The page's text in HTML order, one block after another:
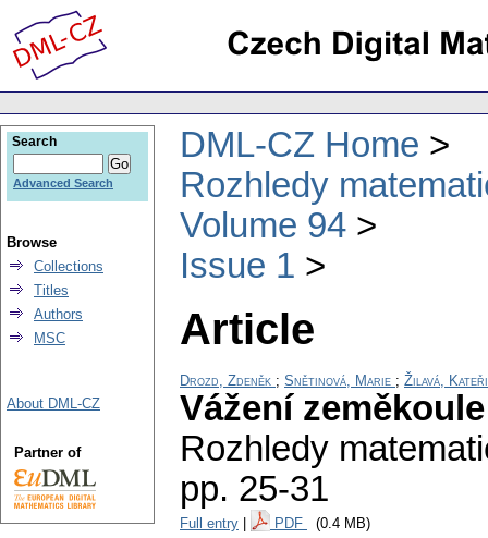
DML-CZ Home
Rozhledy
Volume 94
Issue 1
Article
Drozd, Zdeněk ; Snětinová, Marie ; Žilavá,
Vážení zeměkoule
Rozhledy
pp. 25-31
Full entry PDF (0.4 MB)
Search
Advanced Search
Browse
Collections
Titles
Authors
MSC
About DML-CZ
Partner of